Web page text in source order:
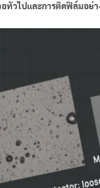
ทั่วไปและการติดฟิล์มอย่า